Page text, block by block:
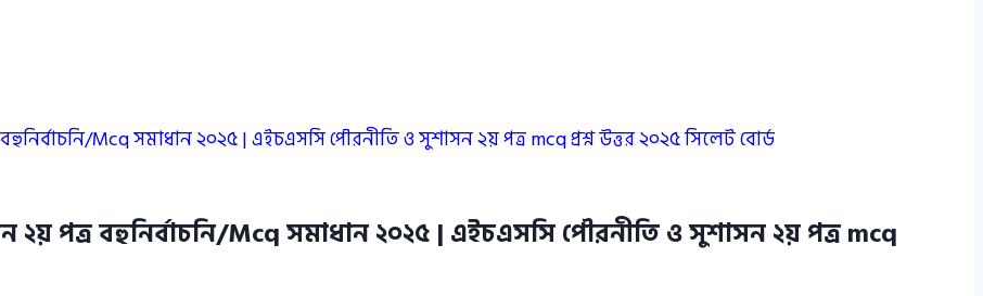
Mcq সমাধান ২০২৫ | এইচএসসি পৌরনীতি ও সুশাসন ২য় পত্র mcq প্রশ্ন উত্তর ২০২৫ সিলেট বোর্ড
পত্র বহুনির্বাচনি/Mcq সমাধান ২০২৫ | এইচএসসি পৌরনীতি ও সুশাসন ২য় পত্র mcq